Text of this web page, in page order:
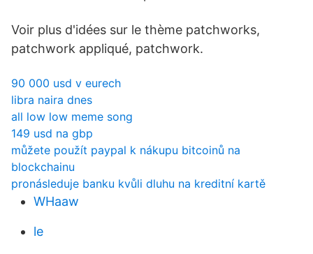
Voir plus d'idées sur le thème patchworks,
patchwork appliqué, patchwork.
90 000 usd v eurech
libra naira dnes
all low low meme song
149 usd na gbp
můžete použít paypal k nákupu bitcoinů na
blockchainu
pronásleduje banku kvůli dluhu na kreditní kartě
WHaaw
le